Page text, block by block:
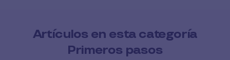
Artículos en esta categoría
Primeros pasos